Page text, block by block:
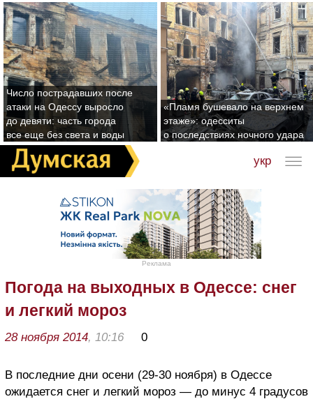
Число пострадавших после
атаки на Одессу выросло
до девяти: часть города
все еще без света и воды
«Пламя бушевало на верхнем
этаже»: одесситы
о последствиях ночного удара
укр
Реклама
Погода на выходных в Одессе: снег
и легкий мороз
28 ноября 2014, 10:16 0
В последние дни осени (29-30 ноября) в Одессе
ожидается снег и легкий мороз — до минус 4 градусов